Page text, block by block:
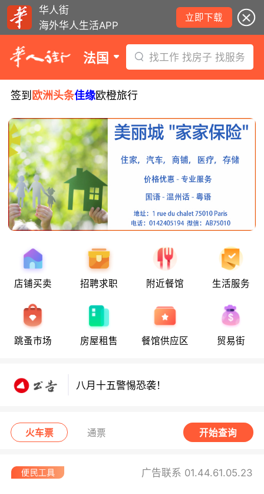
华人街
海外华人生活APP
立即下载
法国 找工作 找房子 找服务
签到 欧洲头条佳缘欧橙旅行
店铺买卖 招聘求职 附近餐馆 生活服务
跳蚤市场 房屋租售 餐馆供应区 贸易街
八月十五警惕恐袭！
八月十五警惕恐袭！
火车票 通票 开始查询
广告联系 01.44.61.05.23